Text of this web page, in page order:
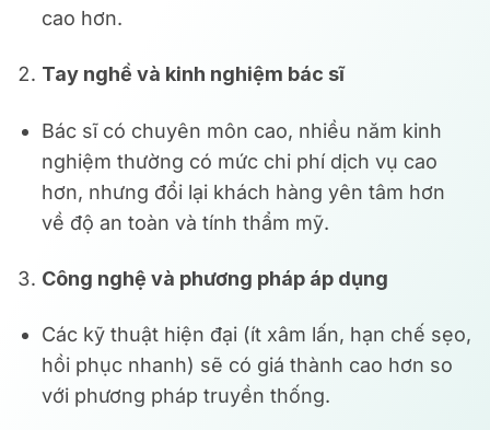
cao hơn.
Tay nghề và kinh nghiệm bác sĩ
Bác sĩ có chuyên môn cao, nhiều năm kinh
nghiệm thường có mức chi phí dịch vụ cao
hơn, nhưng đổi lại khách hàng yên tâm hơn
về độ an toàn và tính thẩm mỹ.
Công nghệ và phương pháp áp dụng
Các kỹ thuật hiện đại (ít xâm lấn, hạn chế sẹo,
hồi phục nhanh) sẽ có giá thành cao hơn so
với phương pháp truyền thống.